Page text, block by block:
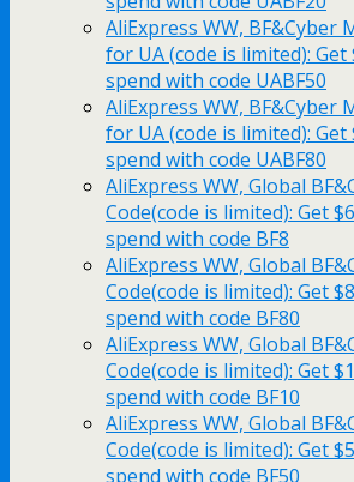
AliExpress WW, BF&Cyber
for UA (code is limited): Get
spend with code UABF50
AliExpress WW, BF&Cyber
for UA (code is limited): Get
spend with code UABF80
AliExpress WW, Global
Code(code is limited): Get
spend with code BF8
AliExpress WW, Global
Code(code is limited): Get
spend with code BF80
AliExpress WW, Global
Code(code is limited): Get
spend with code BF10
AliExpress WW, Global
Code(code is limited): Get
spend with code BF50